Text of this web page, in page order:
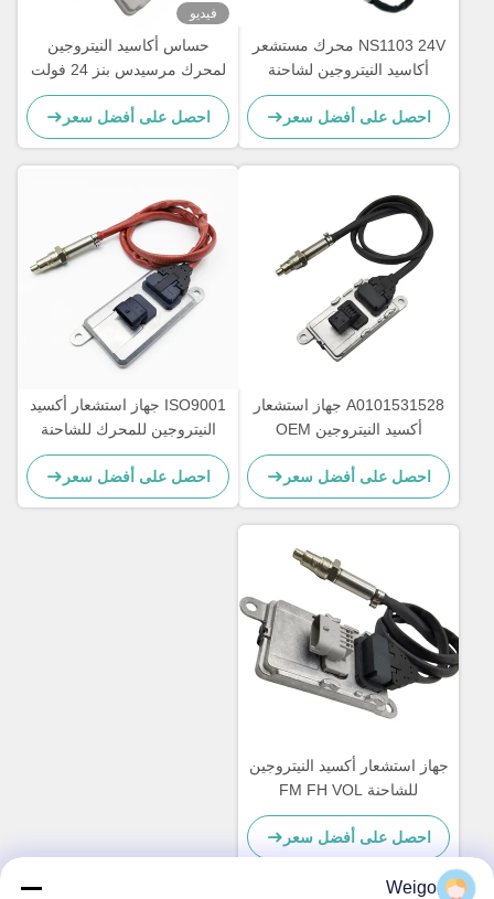
NS1103 24V محرك مستشعر
أكاسيد النيتروجين لشاحنة
مرسيدس بنز 5WK97329A
احصل على أفضل سعر
فيديو
حساس أكاسيد النيتروجين
لمحرك مرسيدس بنز 24 فولت
Actros 5WK97331A
A0101531628
احصل على أفضل سعر
A0101531528 جهاز استشعار
أكسيد النيتروجين OEM
NS1110 مرسيدس أكتروس
NOx Sensor 5WK97330A
احصل على أفضل سعر
ISO9001 جهاز استشعار أكسيد
النيتروجين للمحرك للشاحنة
DAF 2011649 1793379
5WK96628B 1697586
احصل على أفضل سعر
جهاز استشعار أكسيد النيتروجين
للشاحنة FM FH VOL
5WK97368 22827991 24V
12 شهر ضمان
احصل على أفضل سعر
Weigo